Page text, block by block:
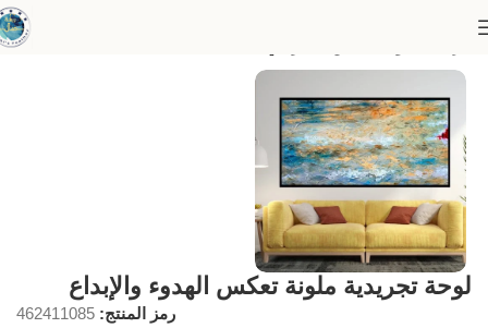
لوحة تجريدية ملونة تعكس الهدوء والإبداع
رمز المنتج: 462411085